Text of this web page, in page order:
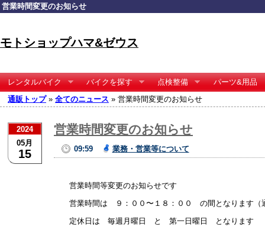
営業時間変更のお知らせ
モトショップハマ&ゼウス
レンタルバイク バイクを探す 点検整備
パーツ&用品
通販トップ» 全てのニュース » 営業時間変更のお知らせ
2024
05月
15
営業時間変更のお知らせ
09:59 業務・営業等について
営業時間等変更のお知らせです
営業時間は ９：００〜１８：００ の間となります（
定休日は 毎週月曜日 と 第一日曜日 となります